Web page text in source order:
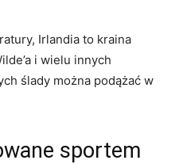
Irlandia ⁢to ‍kraina
i‍ wielu innych
ślady można podążać w
‌sportem